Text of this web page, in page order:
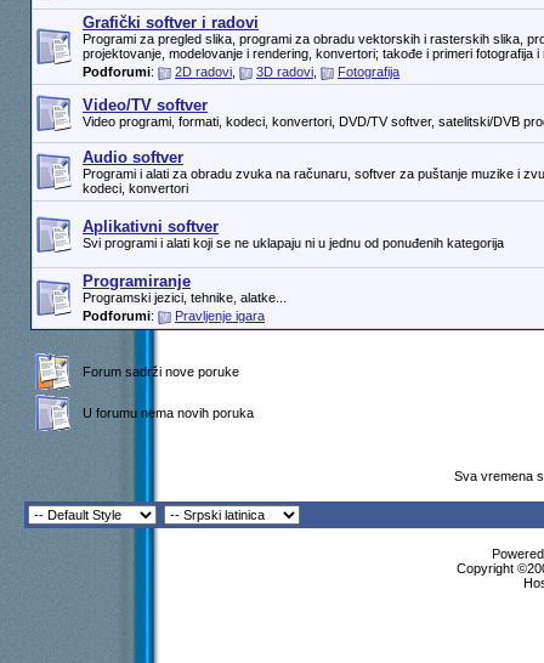
Grafički softver i radovi
Programi za pregled slika, programi za obradu vektorskih i rasterskih slika,
projektovanje, modelovanje i rendering, konvertori; takođe i primeri fotografija i
Podforumi: 2D radovi, 3D radovi, Fotografija
Video/TV softver
Video programi, formati, kodeci, konvertori, DVD/TV softver, satelitski/DVB
Audio softver
Programi i alati za obradu zvuka na računaru, softver za puštanje muzike i
kodeci, konvertori
Aplikativni softver
Svi programi i alati koji se ne uklapaju ni u jednu od ponuđenih kategorija
Programiranje
Programski jezici, tehnike, alatke...
Podforumi: Pravljenje igara
Forum sadrži nove poruke
U forumu nema novih poruka
Sva vremena
Copyright